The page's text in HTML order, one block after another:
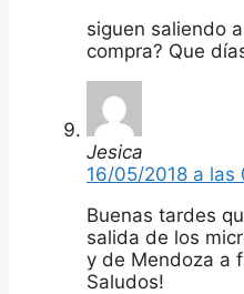
siguen saliendo
compra? Que
Jesica
16/05/2018 a las
Buenas tardes
salida de los
y de Mendoza a
Saludos!